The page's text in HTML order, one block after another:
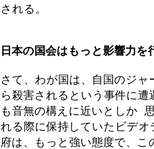
される。
日本の国会はもっと影響力を
さて、わが国は、自国のジ
ら殺害されるという事件に
も音無の構えに近いとしか
れる際に保持していたビデ
府は、もっと強い態度で、